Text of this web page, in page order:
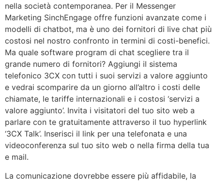
nella società contemporanea. Per il Messenger
Marketing SinchEngage offre funzioni avanzate come i
modelli di chatbot, ma è uno dei fornitori di live chat più
costosi nel nostro confronto in termini di costi-benefici.
Ma quale software program di chat scegliere tra il
grande numero di fornitori? Aggiungi il sistema
telefonico 3CX con tutti i suoi servizi a valore aggiunto
e vedrai scomparire da un giorno all’altro i costi delle
chiamate, le tariffe internazionali e i costosi ‘servizi a
valore aggiunto’. Invita i visitatori del tuo sito web a
parlare con te gratuitamente attraverso il tuo hyperlink
‘3CX Talk’. Inserisci il link per una telefonata e una
videoconferenza sul tuo sito web o nella firma della tua
e mail.
La comunicazione dovrebbe essere più affidabile, la